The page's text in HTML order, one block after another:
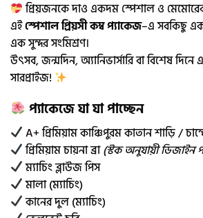
প্রিয়জনকে দাও একদম স্পেশাল ও
এইস্পেশাল প্রিয়সী কম্ব প্যাকেজ–এ সবকিছু
এক সুন্দর সংমিশ্রণ।
উৎসব, জন্মদিন, অ্যানিভার্সারি বা বিশেষ
সারপ্রাইজ!
প্যাকেজে যা যা পাচ্ছেন
A+ প্রিমিয়াম কাঞ্চিপুরম কাতান শাড়ি /
প্রিমিয়াম চায়না ব্রা(স্টক অনুযায়ী ডিজাইন
ম্যাচিং ব্লাউজ পিস
মালা (ম্যাচিং)
কানের দুল (ম্যাচিং)